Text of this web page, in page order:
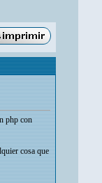
php con
cosa que